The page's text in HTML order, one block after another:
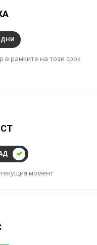
ДНИ
в рамките на този срок
момент